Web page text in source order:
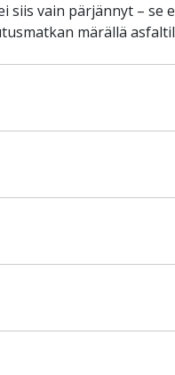
vain pärjännyt – se
märällä